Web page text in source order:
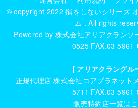
© copyright 2022損をしないシリーズ
ム . All rights
Powered by 株式会社アリアクランソ
0525 FAX.03-
[ アリアクラングル
正規代理店株式会社コアプラネット
5711 FAX.03-
販売特約店一覧は